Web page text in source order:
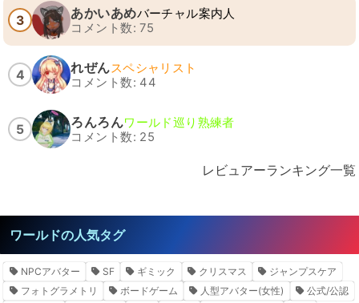
3 あかいあめバーチャル案内人
コメント数: 75
4 れぜんスペシャリスト
コメント数: 44
5 ろんろんワールド巡り熟練者
コメント数: 25
レビュアーランキング一覧
ワールドの人気タグ
NPCアバター SF ギミック クリスマス
ジャンプスケア
フォトグラメトリ
ボードゲーム 人型アバター(女性)
公式/公認